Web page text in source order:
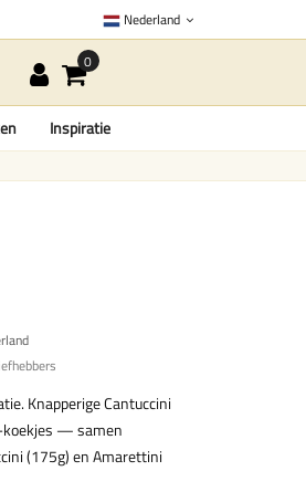
Nederland
Inspiratie
Knapperige Cantuccini
koekjes — samen
(175g) en Amarettini